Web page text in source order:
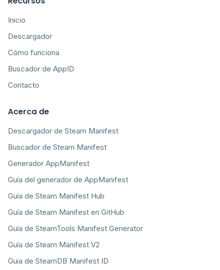
Inicio
Descargador
Cómo funciona
Buscador de AppID
Contacto
Acerca de
Descargador de Steam Manifest
Buscador de Steam Manifest
Generador AppManifest
Guía del generador de AppManifest
Guía de Steam Manifest Hub
Guía de Steam Manifest en GitHub
Guía de SteamTools Manifest Generator
Guía de Steam Manifest V2
Guia de SteamDB Manifest ID